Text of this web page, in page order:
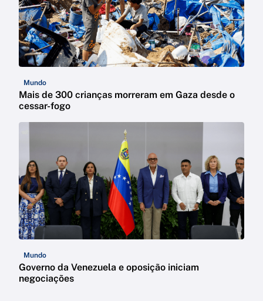
Mundo
Mais de 300 crianças morreram em Gaza desde o
cessar-fogo
Mundo
Governo da Venezuela e oposição iniciam
negociações